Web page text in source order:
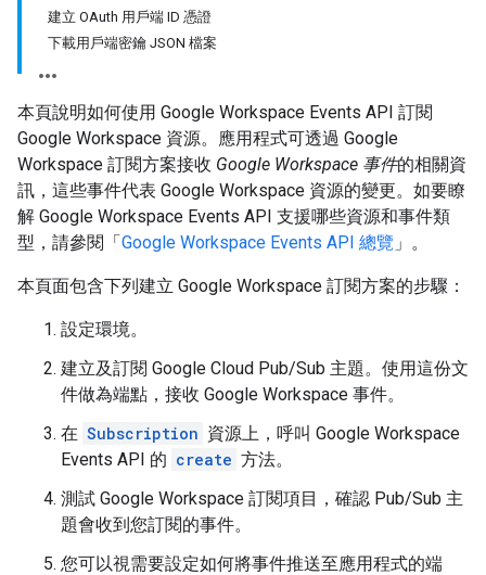
建立 OAuth 用戶端 ID 憑證
下載用戶端密鑰 JSON 檔案
本頁說明如何使用 Google Workspace Events API 訂閱
Google Workspace 資源。應用程式可透過 Google
Workspace 訂閱方案接收 Google Workspace 事件的相關資
訊，這些事件代表 Google Workspace 資源的變更。如要瞭
解 Google Workspace Events API 支援哪些資源和事件類
型，請參閱「Google Workspace Events API 總覽 」。
本頁面包含下列建立 Google Workspace 訂閱方案的步驟：
設定環境。
建立及訂閱 Google Cloud Pub/Sub 主題。使用這份文
件做為端點，接收 Google Workspace 事件。
在 Subscription 資源上，呼叫 Google Workspace
Events API 的 create 方法。
測試 Google Workspace 訂閱項目，確認 Pub/Sub 主
題會收到您訂閱的事件。
您可以視需要設定如何將事件推送至應用程式的端